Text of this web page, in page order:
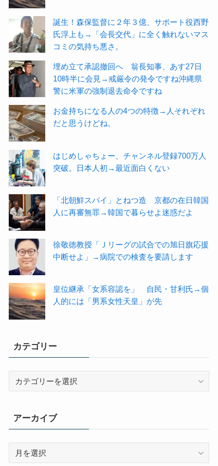
誕生！森保監督に２年３億、サポート役西野
氏浮上も→「会長交代」に全く触れないマス
コミの気持ち悪さ。
埋め立て承認撤回へ 翁長知事、あす27日
10時半に会見→戒厳令の発令ですね沖縄県
警に米軍の強制退去命令ですね
お金持ちになる人の4つの特徴→人それぞれ
だと思うけどね。
はじめしゃちょー、チャンネル登録700万人
突破。日本人初→最近面白くない
「北朝鮮スパイ」とねつ造 京都の在日韓国
人に再審無罪→韓国で暮らせよ迷惑だよ
徐敬徳教授「Ｊリーグの試合での旭日旗応援
中断せよ」→病院での検査を要請します
皇位継承「女系容認を」 自民・甘利氏→個
人的には「男系女性天皇」が先
カテゴリー
リ
ー
アーカイブ